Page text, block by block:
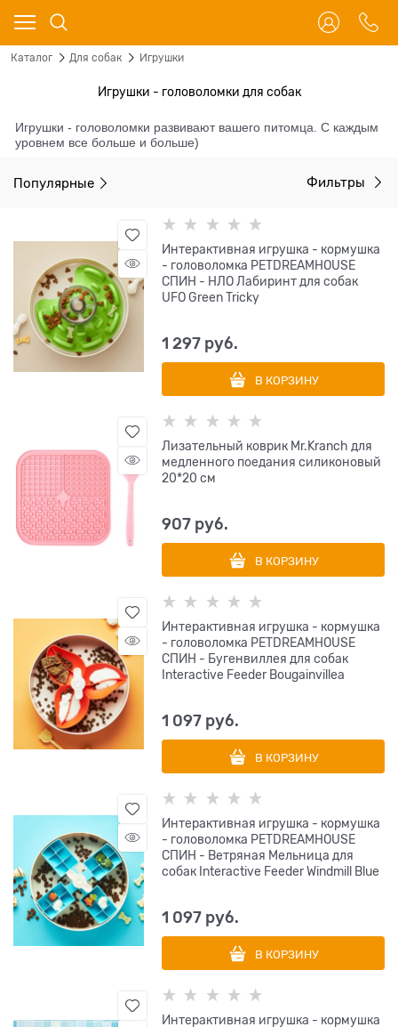
Каталог Для собак Игрушки
Игрушки - головоломки для собак
Игрушки - головоломки развивают вашего питомца. С каждым
уровнем все больше и больше)
Популярные Фильтры
Интерактивная игрушка - кормушка
- головоломка PETDREAMHOUSE
СПИН - НЛО Лабиринт для собак
UFO Green Tricky
1 297 руб.
В КОРЗИНУ
Лизательный коврик Mr.Kranch для
медленного поедания силиконовый
20*20 см
907 руб.
В КОРЗИНУ
Интерактивная игрушка - кормушка
- головоломка PETDREAMHOUSE
СПИН - Бугенвиллея для собак
Interactive Feeder Bougainvillea
1 097 руб.
В КОРЗИНУ
Интерактивная игрушка - кормушка
- головоломка PETDREAMHOUSE
СПИН - Ветряная Мельница для
собак Interactive Feeder Windmill Blue
1 097 руб.
В КОРЗИНУ
Интерактивная игрушка - кормушка